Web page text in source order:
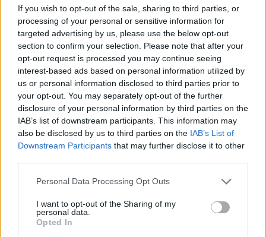
If you wish to opt-out of the sale, sharing to third parties, or
processing of your personal or sensitive information for
targeted advertising by us, please use the below opt-out
section to confirm your selection. Please note that after your
opt-out request is processed you may continue seeing
interest-based ads based on personal information utilized by
us or personal information disclosed to third parties prior to
your opt-out. You may separately opt-out of the further
disclosure of your personal information by third parties on the
IAB’s list of downstream participants. This information may
also be disclosed by us to third parties on the IAB’s List of
Downstream Participants that may further disclose it to other
Personal Data Processing Opt Outs
I want to opt-out of the Sharing of my
personal data.
Opted In